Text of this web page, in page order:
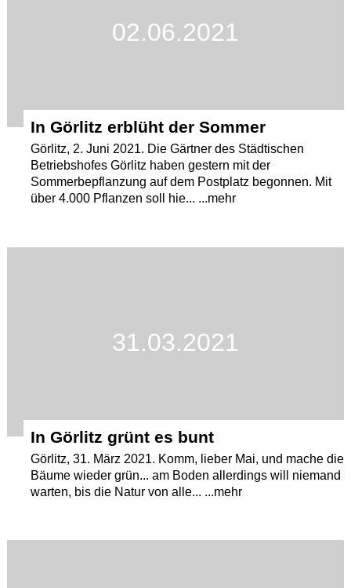
02.06.2021
In Görlitz erblüht der Sommer
Görlitz, 2. Juni 2021. Die Gärtner des Städtischen
Betriebshofes Görlitz haben gestern mit der
Sommerbepflanzung auf dem Postplatz begonnen. Mit
über 4.000 Pflanzen soll hie... ...mehr
31.03.2021
In Görlitz grünt es bunt
Görlitz, 31. März 2021. Komm, lieber Mai, und mache die
Bäume wieder grün... am Boden allerdings will niemand
warten, bis die Natur von alle... ...mehr